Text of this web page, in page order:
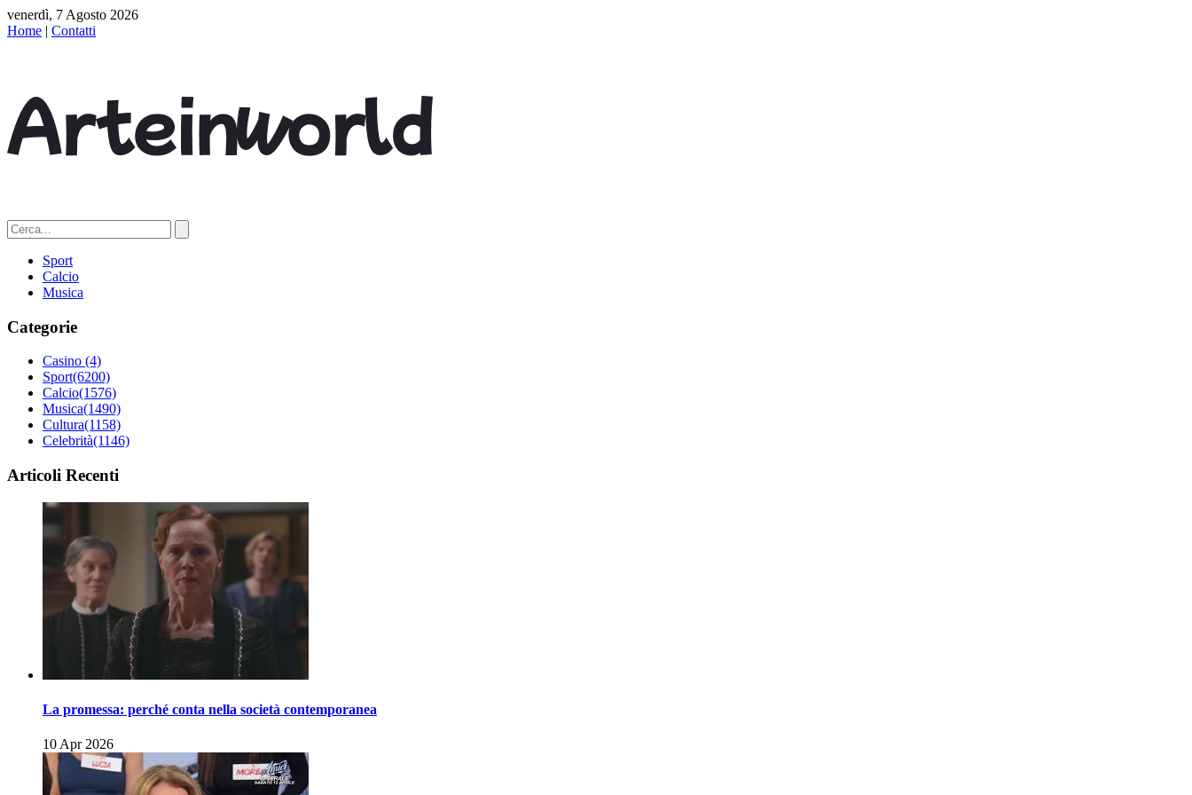
venerdì, 7 Agosto 2026
Home | Contatti
Sport
Calcio
Musica
Categorie
Casino (4)
Sport(6200)
Calcio(1576)
Musica(1490)
Cultura(1158)
Celebrità(1146)
Articoli Recenti
La promessa: perché conta nella società contemporanea
10 Apr 2026